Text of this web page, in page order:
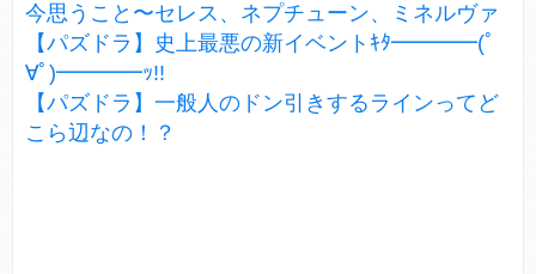
今思うこと〜セレス、ネプチューン、ミネルヴァ
【パズドラ】史上最悪の新イベントｷﾀ━━━━(ﾟ
∀ﾟ)━━━━ｯ!!
【パズドラ】一般人のドン引きするラインってど
こら辺なの！？